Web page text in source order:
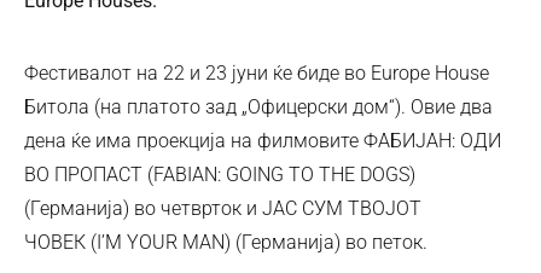
Фестивалот на 22 и 23 јуни ќе биде во Europe House
Битола (на платото зад „Офицерски дом“). Овие два
дена ќе има проекција на филмовите ФАБИЈАН: ОДИ
ВО ПРОПАСТ (FABIAN: GOING TO THE DOGS)
(Германија) во четврток и ЈАС СУМ ТВОЈОТ
ЧОВЕК (I’M YOUR MAN) (Германија) во петок.